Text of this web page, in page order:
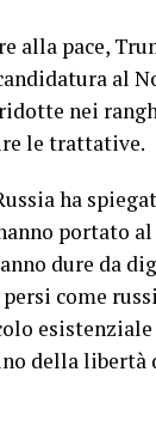
alla pace,
al
nei
le trattative.
ha
portato
dure da
come
della libertà